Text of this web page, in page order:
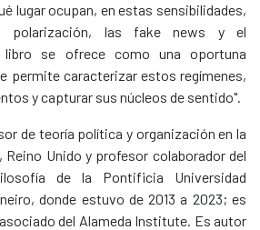
lugar ocupan, en estas sensibilidades,
polarización, las fake news y el
libro se ofrece como una oportuna
permite caracterizar estos regímenes,
y capturar sus núcleos de sentido".
de teoría política y organización en la
Reino Unido y profesor colaborador del
de la Pontificia Universidad
donde estuvo de 2013 a 2023; es
del Alameda Institute. Es autor